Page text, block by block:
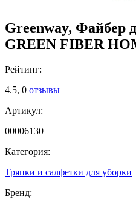
Greenway, Файбер
GREEN FIBER
Рейтинг:
4.5, 0 отзывы
Артикул:
00006130
Категория:
Тряпки и салфетки для уборки
Бренд: